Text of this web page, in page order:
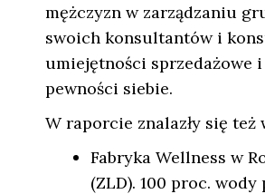
mężczyzn w zarządzaniu
swoich konsultantów i
umiejętności sprzedażowe
pewności siebie.
W raporcie znalazły się
Fabryka Wellness w
(ZLD). 100 proc.